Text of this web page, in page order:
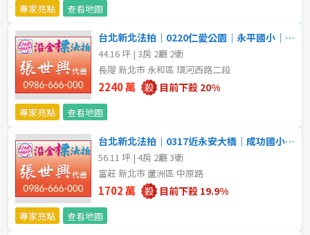
5~10樓
21樓以上
~ 樓
格局
不拘
2房 3房
專家亮點 查看地圖
台北新北法拍｜0220仁愛公園｜永平國小｜邊間3房車大樓
44.16 坪 | 3房 2廳 2衛
長隄 新北市 永和區 環河西路二段
2240 萬 目前下殺 20%
專家亮點 查看地圖
台北新北法拍｜0317近永安大橋｜成功國小｜低公設邊間4房車
56.11 坪 | 4房 2廳 3衛
富莊 新北市 蘆洲區 中原路
1702 萬 目前下殺 19.9%
專家亮點 查看地圖